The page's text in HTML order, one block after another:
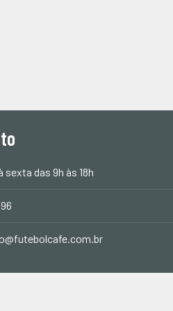
sexta das 9h às 18h